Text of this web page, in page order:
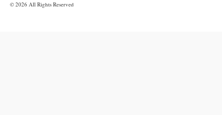
© 2026 All Rights Reserved